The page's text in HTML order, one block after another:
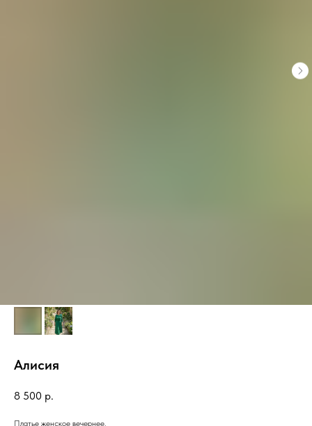
Алисия
8 500 р.
Платье женское вечернее.